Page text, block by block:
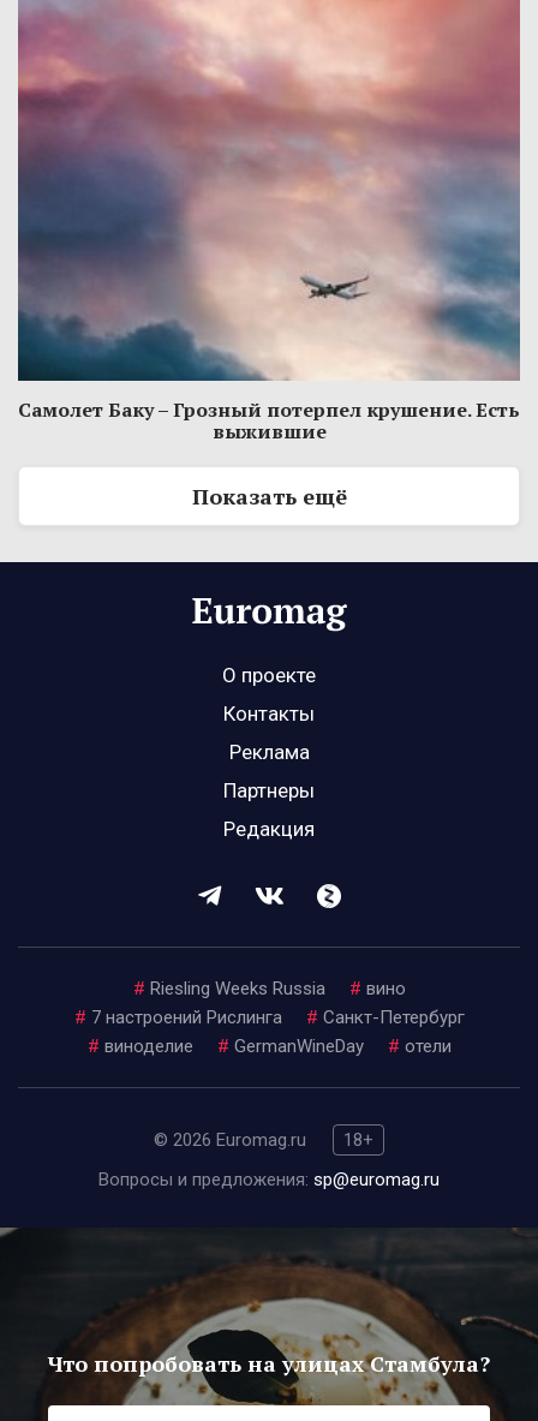
Самолет Баку – Грозный потерпел крушение. Есть
выжившие
Показать ещё
О проекте
Контакты
Реклама
Партнеры
Редакция
# Riesling Weeks Russia # вино
# 7 настроений Рислинга # Санкт-Петербург
# виноделие # GermanWineDay # отели
© 2026 Euromag.ru
18+
Вопросы и предложения: sp@euromag.ru
Что попробовать на улицах Стамбула?